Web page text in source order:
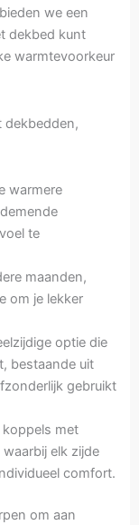
we een
dekbed kunt
warmtevoorkeur
dekbedden,
warmere
te
maanden,
om je lekker
optie die
bestaande uit
gebruikt
met
elk zijde
comfort.
om aan